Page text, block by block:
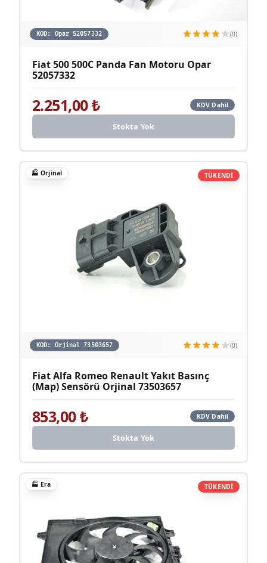
KOD: Opar 52057332 (0)
Fiat 500 500C Panda Fan Motoru Opar
52057332
2.251,00₺ KDV Dahil
Stokta Yok
TÜKENDİ
🏭Orjinal
KOD: Orjinal 73503657 (0)
Fiat Alfa Romeo Renault Yakıt Basınç
(Map) Sensörü Orjinal 73503657
853,00₺ KDV Dahil
Stokta Yok
TÜKENDİ
🏭 Era